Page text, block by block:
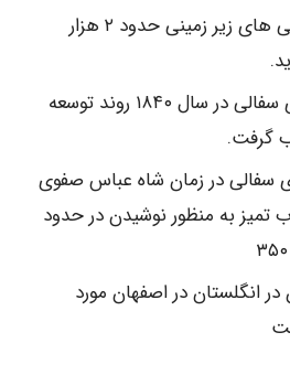
در اروپا، اولین زهکشی های زیر زمینی حدود ۲ هزار
با اختراع تنبوشه های سفالی در سال ۱۸۴۰ روند توسعه
گرفت.
سفالی در زمان شاه عباس صفوی
تمیز به منظور نوشیدن در حدود
انگلستان در اصفهان مورد